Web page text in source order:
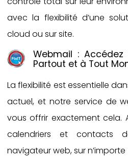
avec la flexibilité d’une
cloud ou sur site.
Webmail :
Partout et à Tout
La flexibilité est essentielle
actuel, et notre service de
vous offrir exactement cela.
calendriers et contacts
navigateur web, sur